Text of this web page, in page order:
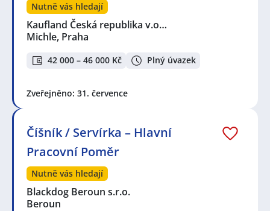
Nutně vás hledají
Kaufland Česká republika v.o…
Michle, Praha
42 000 – 46 000 Kč Plný úvazek
Zveřejněno: 31. července
Číšník / Servírka – Hlavní
Pracovní Poměr
Nutně vás hledají
Blackdog Beroun s.r.o.
Beroun